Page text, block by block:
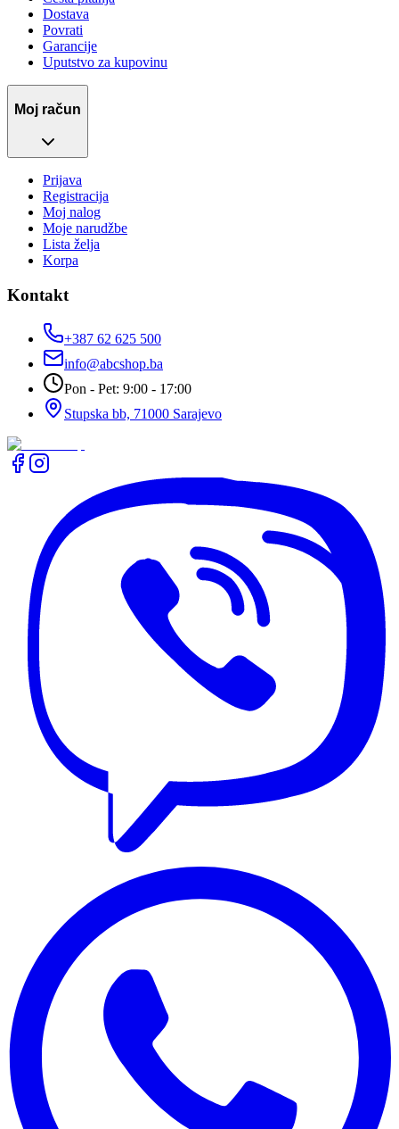
Dostava
Povrati
Garancije
Uputstvo za kupovinu
Moj račun
Prijava
Registracija
Moj nalog
Moje narudžbe
Lista želja
Korpa
Kontakt
+387 62 625 500
info@abcshop.ba
Pon - Pet: 9:00 - 17:00
Stupska bb, 71000 Sarajevo